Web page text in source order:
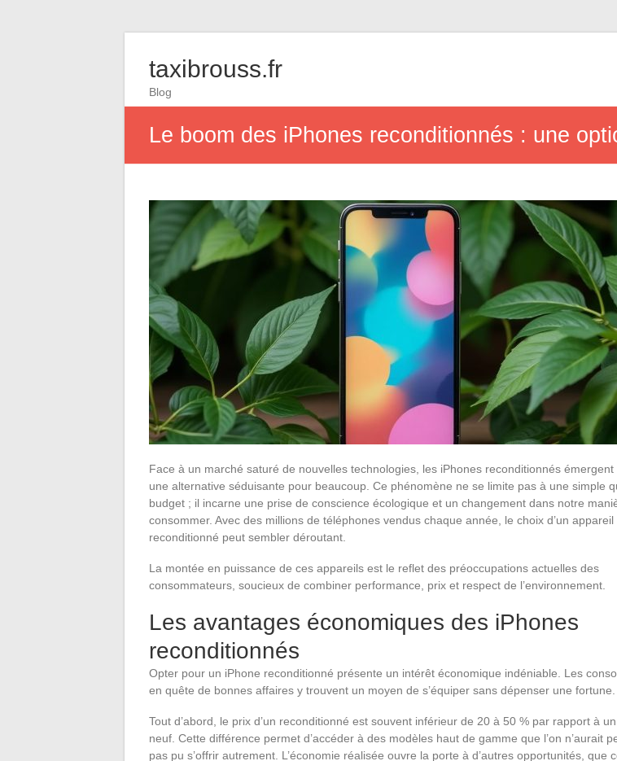
taxibrouss.fr
Blog
Le boom des iPhones reconditionnés : une
Face à un marché saturé de nouvelles technologies, les iPhones reconditionnés émergent
une alternative séduisante pour beaucoup. Ce phénomène ne se limite pas à une simple
budget ; il incarne une prise de conscience écologique et un changement dans notre
consommer. Avec des millions de téléphones vendus chaque année, le choix d’un appareil
reconditionné peut sembler déroutant.
La montée en puissance de ces appareils est le reflet des préoccupations actuelles des
consommateurs, soucieux de combiner performance, prix et respect de l’environnement.
Les avantages économiques des iPhones
reconditionnés
Opter pour un iPhone reconditionné présente un intérêt économique indéniable. Les
en quête de bonnes affaires y trouvent un moyen de s’équiper sans dépenser une fortune.
Tout d’abord, le prix d’un reconditionné est souvent inférieur de 20 à 50 % par rapport à
neuf. Cette différence permet d’accéder à des modèles haut de gamme que l’on n’aurait
pas pu s’offrir autrement. L’économie réalisée ouvre la porte à d’autres opportunités, que